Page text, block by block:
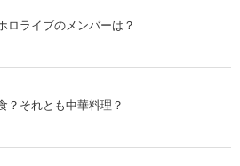
ロライブのメンバーは？
？それとも中華料理？